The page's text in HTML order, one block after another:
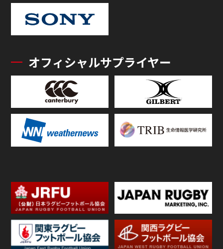
オフィシャルサプライヤー